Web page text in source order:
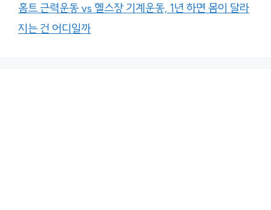
홈트 근력운동 vs 헬스장 기계운동, 1년 하면 몸이 달라
지는 건 어디일까